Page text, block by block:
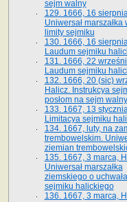
sejm walny
129. 1666, 16
Uniwersał marszałka
limity sejmiku
130. 1666, 16
Laudum sejmiku
131. 1666, 22
Laudum sejmiku
132. 1666, 20 (sic)
Halicz. Instrukcya
posłom na sejm walny
133. 1667, 13
Limitacya sejmiku
134. 1667, luty, na
trembowelskim.
ziemian
135. 1667, 3 marca,
Uniwersał marszałka
ziemskiego o
sejmiku halickiego
136. 1667, 3 marca,